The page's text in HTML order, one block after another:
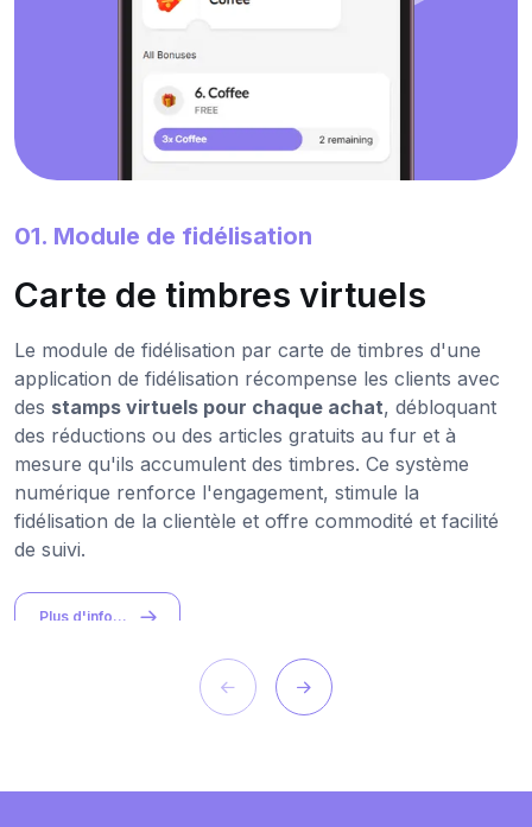
01. Module de fidélisation
Carte de timbres virtuels
Le module de fidélisation par carte de timbres d'une
application de fidélisation récompense les clients avec
des stamps virtuels pour chaque achat, débloquant
des réductions ou des articles gratuits au fur et à
mesure qu'ils accumulent des timbres. Ce système
numérique renforce l'engagement, stimule la
fidélisation de la clientèle et offre commodité et facilité
de suivi.
Plus d'info...